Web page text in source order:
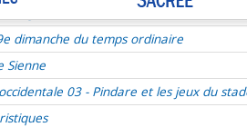
dimanche du temps ordinaire
Sienne
03 - Pindare et les jeux du